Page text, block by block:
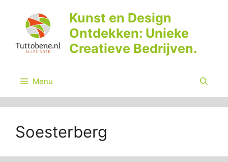
inhoud
Kunst en Design
Ontdekken: Unieke
Creatieve Bedrijven.
Menu
Soesterberg